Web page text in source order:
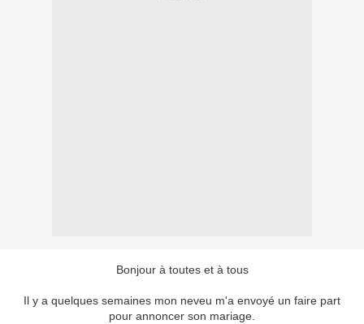
Bonjour à toutes et à tous
Il y a quelques semaines mon neveu m'a envoyé un faire part
pour annoncer son mariage.